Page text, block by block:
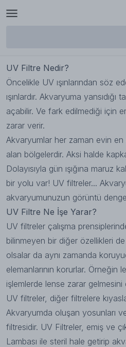
UV Filtre Nedir?
Öncelikle UV ışınlarından söz
ışınlardır. Akvaryuma
açabilir. Ve fark edilmediği için
zarar verir.
Akvaryumlar her zaman evin en
alan bölgelerdir. Aksi halde
Dolayısıyla gün ışığına maruz
bir yolu var! UV filtreler...
akvaryumunuzun görüntü
UV Filtre Ne İşe Yarar?
UV filtreler çalışma
bilinmeyen bir diğer özellikleri
olsalar da aynı zamanda
elemanlarının korurlar.
işlemlerde lense zarar gelmesini
UV filtreler, diğer filtrelere
Akvaryumda oluşan yosunları
filtresidir. UV Filtreler, emiş ve
Lambası ile steril hale getirip